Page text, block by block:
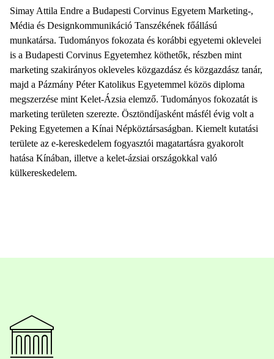
Simay Attila Endre a Budapesti Corvinus Egyetem Marketing-,
Média és Designkommunikáció Tanszékének főállású
munkatársa. Tudományos fokozata és korábbi egyetemi oklevelei
is a Budapesti Corvinus Egyetemhez köthetők, részben mint
marketing szakirányos okleveles közgazdász és közgazdász tanár,
majd a Pázmány Péter Katolikus Egyetemmel közös diploma
megszerzése mint Kelet-Ázsia elemző. Tudományos fokozatát is
marketing területen szerezte. Ösztöndíjasként másfél évig volt a
Peking Egyetemen a Kínai Népköztársaságban. Kiemelt kutatási
területe az e-kereskedelem fogyasztói magatartásra gyakorolt
hatása Kínában, illetve a kelet-ázsiai országokkal való
külkereskedelem.